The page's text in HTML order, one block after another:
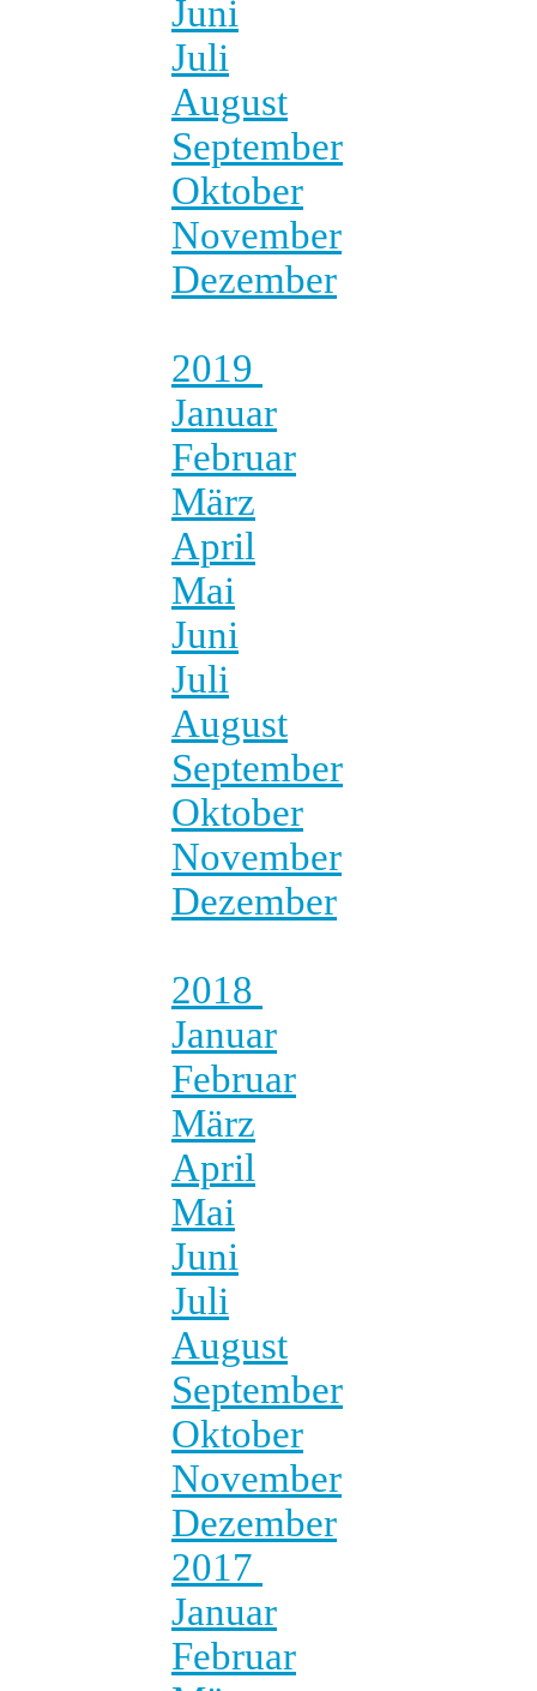
Juni
Juli
August
September
Oktober
November
Dezember
2019
Januar
Februar
März
April
Mai
Juni
Juli
August
September
Oktober
November
Dezember
2018
Januar
Februar
März
April
Mai
Juni
Juli
August
September
Oktober
November
Dezember
2017
Januar
Februar